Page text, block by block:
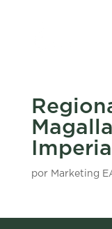
Imperial
por Marketing